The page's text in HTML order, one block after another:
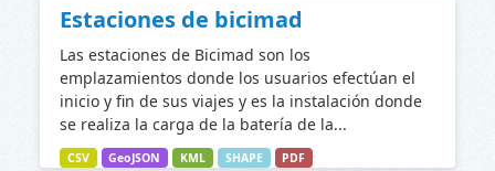
Estaciones de bicimad
Las estaciones de Bicimad son los
emplazamientos donde los usuarios efectúan el
inicio y fin de sus viajes y es la instalación donde
se realiza la carga de la batería de la...
CSV GeoJSON KML SHAPE PDF